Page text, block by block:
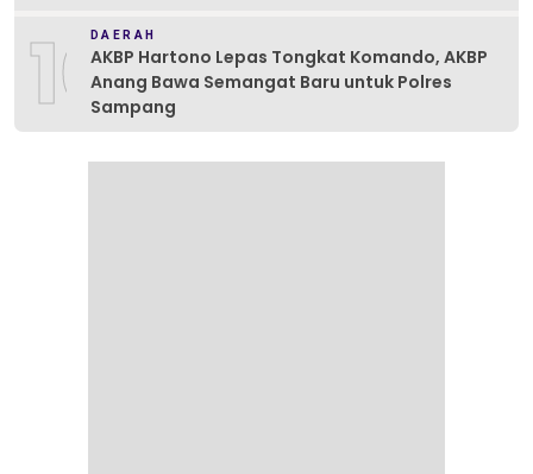
10DAERAH
AKBP Hartono Lepas Tongkat Komando, AKBP
Anang Bawa Semangat Baru untuk Polres
Sampang